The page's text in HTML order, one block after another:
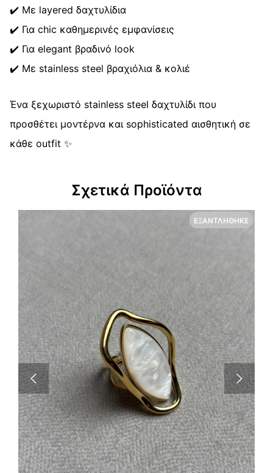
✔️ Με layered δαχτυλίδια
✔️ Για chic καθημερινές εμφανίσεις
✔️ Για elegant βραδινό look
✔️ Με stainless steel βραχιόλια & κολιέ
Ένα ξεχωριστό stainless steel δαχτυλίδι που
προσθέτει μοντέρνα και sophisticated αισθητική σε
κάθε outfit ✨
Σχετικά Προϊόντα
ΕΞΑΝΤΛΉΘΗΚΕ